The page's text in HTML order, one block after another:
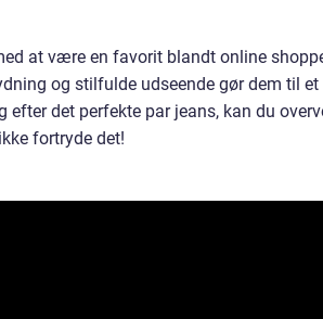
at være en favorit blandt online
og stilfulde udseende gør dem til
det perfekte par jeans, kan du
fortryde det!